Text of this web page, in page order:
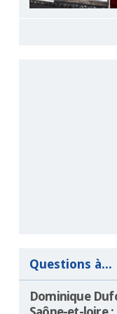
Questions à...
Dominique